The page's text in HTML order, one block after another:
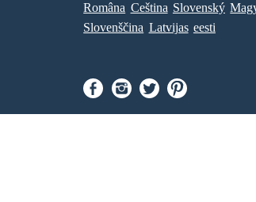
Româna Ceština Slovenský
Slovenščina Latvijas eesti